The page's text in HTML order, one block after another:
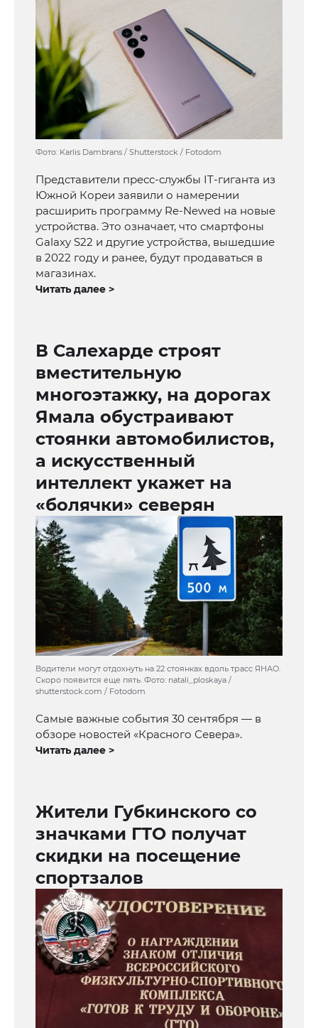
Фото: Karlis Dambrans / Shutterstock / Fotodom
Представители пресс-службы IT-гиганта из
Южной Кореи заявили о намерении
расширить программу Re-Newed на новые
устройства. Это означает, что смартфоны
Galaxy S22 и другие устройства, вышедшие
в 2022 году и ранее, будут продаваться в
магазинах.
Читать далее >
В Салехарде строят
вместительную
многоэтажку, на дорогах
Ямала обустраивают
стоянки автомобилистов,
а искусственный
интеллект укажет на
«болячки» северян
Водители могут отдохнуть на 22 стоянках вдоль трасс ЯНАО.
Скоро появится еще пять. Фото: natali_ploskaya /
shutterstock.com / Fotodom
Самые важные события 30 сентября — в
обзоре новостей «Красного Севера».
Читать далее >
Жители Губкинского со
значками ГТО получат
скидки на посещение
спортзалов